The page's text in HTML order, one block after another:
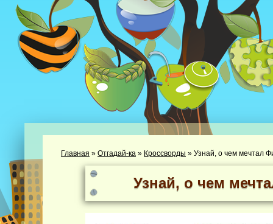
Главная » Отгадай-ка » Кроссворды » Узнай, о чем мечтал
Узнай, о чем